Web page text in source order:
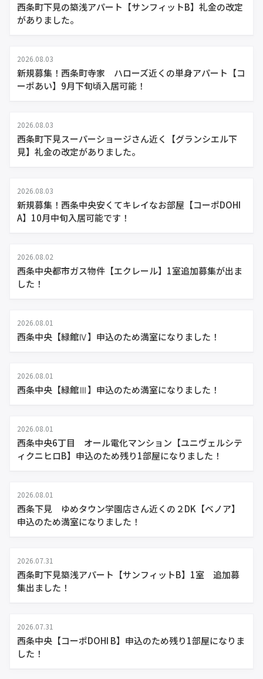
西条町下見の築浅アパート【サンフィットB】礼金の改定
がありました。
2026.08.03
新規募集！西条町寺家 ハローズ近くの単身アパート【コ
ーポあい】9月下旬頃入居可能！
2026.08.03
西条町下見スーパーショージさん近く【グランシエル下
見】礼金の改定がありました。
2026.08.03
新規募集！西条中央安くてキレイなお部屋【コーポDOHI
A】10月中旬入居可能です！
2026.08.02
西条中央都市ガス物件【エクレール】1室追加募集が出ま
した！
2026.08.01
西条中央【緑館Ⅳ】申込のため満室になりました！
2026.08.01
西条中央【緑館Ⅲ】申込のため満室になりました！
2026.08.01
西条中央6丁目 オール電化マンション【ユニヴェルシテ
ィクニヒロB】申込のため残り1部屋になりました！
2026.08.01
西条下見 ゆめタウン学園店さん近くの２DK【ベノア】
申込のため満室になりました！
2026.07.31
西条町下見築浅アパート【サンフィットB】1室 追加募
集出ました！
2026.07.31
西条中央【コーポDOHI B】申込のため残り1部屋になりま
した！